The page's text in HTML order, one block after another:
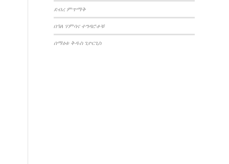
ደብረ ምጥማቅ
በዓለ ሃምሳና ተግዳሮቶቹ
ሰማዕቱ ቅዱስ ጊዮርጊስ